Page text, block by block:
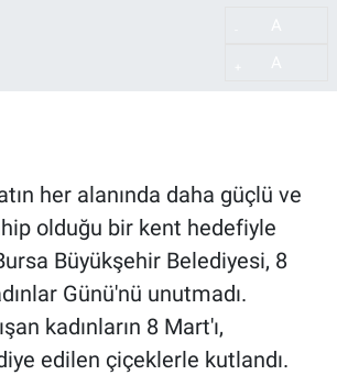
her alanında daha güçlü ve
olduğu bir kent hedefiyle
Büyükşehir Belediyesi, 8
Günü'nü unutmadı.
kadınların 8 Mart'ı,
edilen çiçeklerle kutlandı.